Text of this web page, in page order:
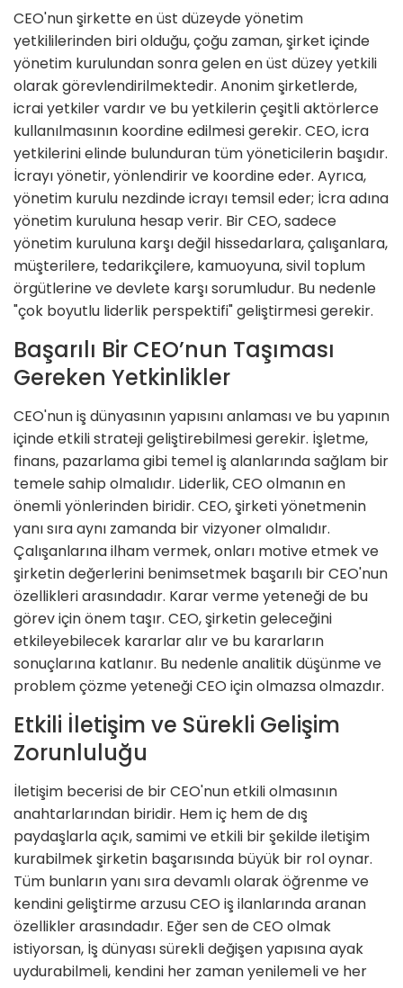
CEO'nun şirkette en üst düzeyde yönetim
yetkililerinden biri olduğu, çoğu zaman, şirket içinde
yönetim kurulundan sonra gelen en üst düzey yetkili
olarak görevlendirilmektedir. Anonim şirketlerde,
icrai yetkiler vardır ve bu yetkilerin çeşitli aktörlerce
kullanılmasının koordine edilmesi gerekir. CEO, icra
yetkilerini elinde bulunduran tüm yöneticilerin başıdır.
İcrayı yönetir, yönlendirir ve koordine eder. Ayrıca,
yönetim kurulu nezdinde icrayı temsil eder; İcra adına
yönetim kuruluna hesap verir. Bir CEO, sadece
yönetim kuruluna karşı değil hissedarlara, çalışanlara,
müşterilere, tedarikçilere, kamuoyuna, sivil toplum
örgütlerine ve devlete karşı sorumludur. Bu nedenle
"çok boyutlu liderlik perspektifi" geliştirmesi gerekir.
Başarılı Bir CEO’nun Taşıması
Gereken Yetkinlikler
CEO'nun iş dünyasının yapısını anlaması ve bu yapının
içinde etkili strateji geliştirebilmesi gerekir. İşletme,
finans, pazarlama gibi temel iş alanlarında sağlam bir
temele sahip olmalıdır. Liderlik, CEO olmanın en
önemli yönlerinden biridir. CEO, şirketi yönetmenin
yanı sıra aynı zamanda bir vizyoner olmalıdır.
Çalışanlarına ilham vermek, onları motive etmek ve
şirketin değerlerini benimsetmek başarılı bir CEO'nun
özellikleri arasındadır. Karar verme yeteneği de bu
görev için önem taşır. CEO, şirketin geleceğini
etkileyebilecek kararlar alır ve bu kararların
sonuçlarına katlanır. Bu nedenle analitik düşünme ve
problem çözme yeteneği CEO için olmazsa olmazdır.
Etkili İletişim ve Sürekli Gelişim
Zorunluluğu
İletişim becerisi de bir CEO'nun etkili olmasının
anahtarlarından biridir. Hem iç hem de dış
paydaşlarla açık, samimi ve etkili bir şekilde iletişim
kurabilmek şirketin başarısında büyük bir rol oynar.
Tüm bunların yanı sıra devamlı olarak öğrenme ve
kendini geliştirme arzusu CEO iş ilanlarında aranan
özellikler arasındadır. Eğer sen de CEO olmak
istiyorsan, İş dünyası sürekli değişen yapısına ayak
uydurabilmeli, kendini her zaman yenilemeli ve her